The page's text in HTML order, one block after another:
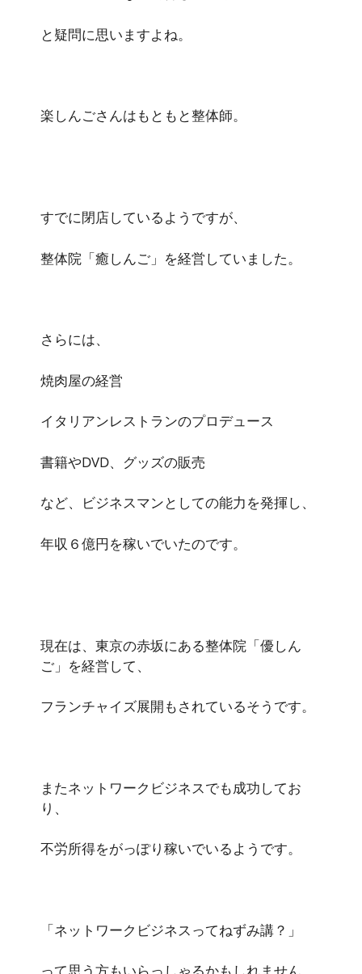
と疑問に思いますよね。
楽しんごさんはもともと整体師。
すでに閉店しているようですが、
整体院「癒しんご」を経営していました。
さらには、
焼肉屋の経営
イタリアンレストランのプロデュース
書籍やDVD、グッズの販売
など、ビジネスマンとしての能力を発揮し、
年収６億円を稼いでいたのです。
現在は、東京の赤坂にある整体院「優しん
ご」を経営して、
フランチャイズ展開もされているそうです。
またネットワークビジネスでも成功してお
り、
不労所得をがっぽり稼いでいるようです。
「ネットワークビジネスってねずみ講？」